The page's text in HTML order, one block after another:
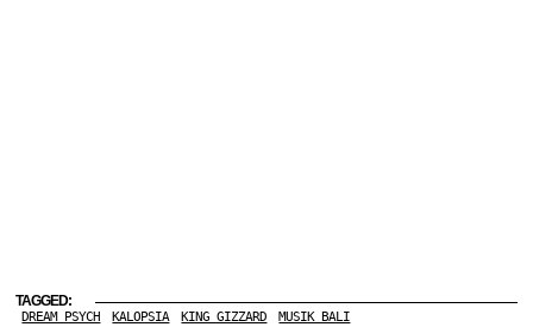
TAGGED:
DREAM PSYCH KALOPSIA KING GIZZARD
MUSIK BALI